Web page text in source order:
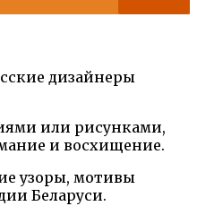
дизайнеры
или рисунками,
и восхищение.
узоры, мотивы
Беларуси.